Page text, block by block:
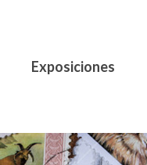
Exposiciones